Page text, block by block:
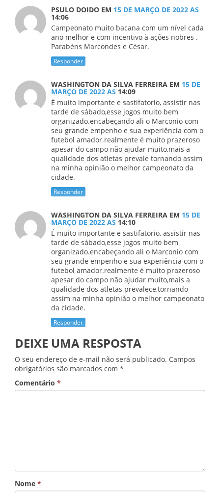
PSULO DOIDO EM 15 DE MARÇO DE 2022 AS
14:06
Campeonato muito bacana com um nível cada
ano melhor e com incentivo à ações nobres .
Parabéns Marcondes e César.
Responder
WASHINGTON DA SILVA FERREIRA EM 15 DE
MARÇO DE 2022 AS 14:09
É muito importante e sastifatorio, assistir nas
tarde de sábado,esse jogos muito bem
organizado.encabeçando ali o Marconio com
seu grande empenho e sua experiência com o
futebol amador.realmente é muito prazeroso
apesar do campo não ajudar muito,mais a
qualidade dos atletas prevale tornando assim
na minha opinião o melhor campeonato da
cidade.
Responder
WASHINGTON DA SILVA FERREIRA EM 15 DE
MARÇO DE 2022 AS 14:10
É muito importante e sastifatorio, assistir nas
tarde de sábado,esse jogos muito bem
organizado.encabeçando ali o Marconio com
seu grande empenho e sua experiência com o
futebol amador.realmente é muito prazeroso
apesar do campo não ajudar muito,mais a
qualidade dos atletas prevalece,tornando
assim na minha opinião o melhor campeonato
da cidade.
Responder
DEIXE UMA RESPOSTA
O seu endereço de e-mail não será publicado. Campos
obrigatórios são marcados com *
Comentário *
Nome *